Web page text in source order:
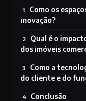
Como os
inovação?
Qual é o
dos imóveis
Como a
do cliente e do
Conclusão